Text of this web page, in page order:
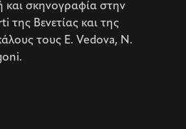
σκηνογραφία στην
της Βενετίας και της
τους E. Vedova, N.